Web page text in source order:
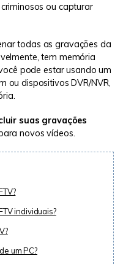
ou capturar
todas as gravações da
tem memória
pode estar usando um
ou dispositivos DVR/NVR,
suas gravações
novos vídeos.
individuais?
um PC?